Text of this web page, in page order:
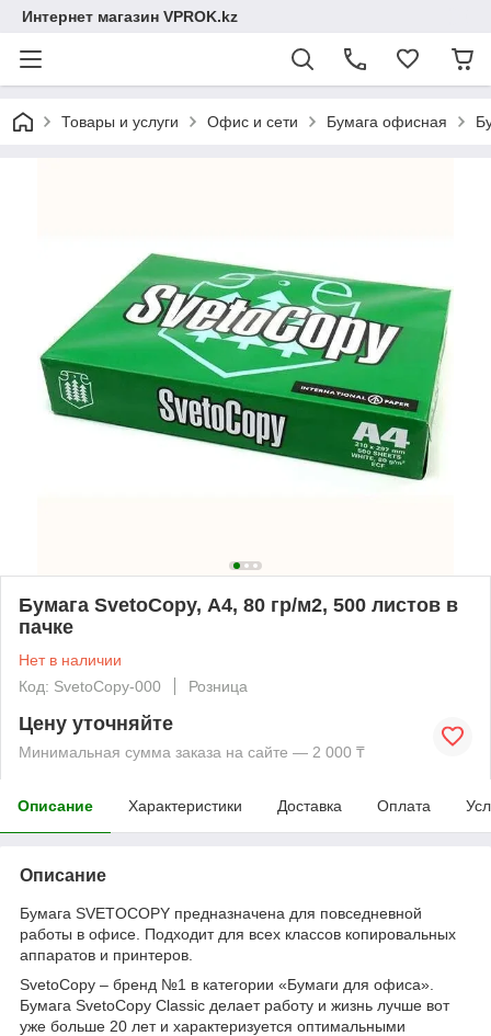
Интернет магазин VPROK.kz
Товары и услуги Офис и сети Бумага офисная
Бумага SvetoCopy, А4, 80 гр/м2, 500 листов в
пачке
Нет в наличии
Код: SvetoCopy-000
Розница
Цену уточняйте
Минимальная сумма заказа на сайте — 2 000 ₸
Описание Характеристики Доставка Оплата
Описание
Бумага SVETOCOPY предназначена для повседневной
работы в офисе. Подходит для всех классов копировальных
аппаратов и принтеров.
SvetoСopy – бренд №1 в категории «Бумаги для офиса».
Бумага SvetoCopy Classic делает работу и жизнь лучше вот
уже больше 20 лет и характеризуется оптимальными